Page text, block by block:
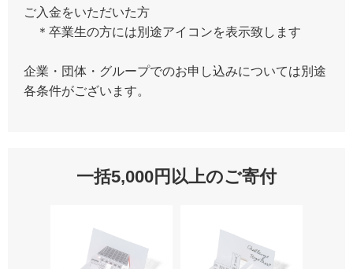
ご入金をいただいた方
＊卒業生の方には別途アイコンを表示致します
企業・団体・グループでのお申し込みについては別途
各条件がございます。
一括5,000円以上のご寄付